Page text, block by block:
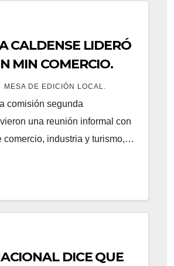
CALDENSE LIDERÓ
MIN COMERCIO.
MESA DE EDICIÓN LOCAL.
comisión segunda
una reunión informal con
comercio, industria y turismo,…
DICE QUE